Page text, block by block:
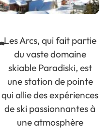
Les Arcs, qui fait partie
du vaste domaine
skiable Paradiski, est
une station de pointe
qui allie des expériences
de ski passionnantes à
une atmosphère